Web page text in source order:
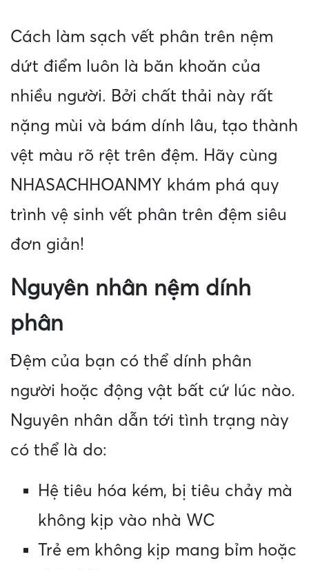
Cách làm sạch vết phân trên nệm
dứt điểm luôn là băn khoăn của
nhiều người. Bởi chất thải này rất
nặng mùi và bám dính lâu, tạo thành
vệt màu rõ rệt trên đệm. Hãy cùng
NHASACHHOANMY khám phá quy
trình vệ sinh vết phân trên đệm siêu
đơn giản!
Nguyên nhân nệm dính
phân
Đệm của bạn có thể dính phân
người hoặc động vật bất cứ lúc nào.
Nguyên nhân dẫn tới tình trạng này
có thể là do:
Hệ tiêu hóa kém, bị tiêu chảy mà
không kịp vào nhà WC
Trẻ em không kịp mang bỉm hoặc